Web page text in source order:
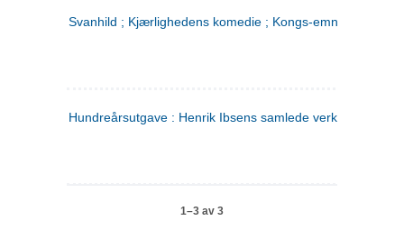
Svanhild ; Kjærlighedens komedie ; Kongs-emnerne
Hundreårsutgave : Henrik Ibsens samlede verker. 4
1–3 av 3